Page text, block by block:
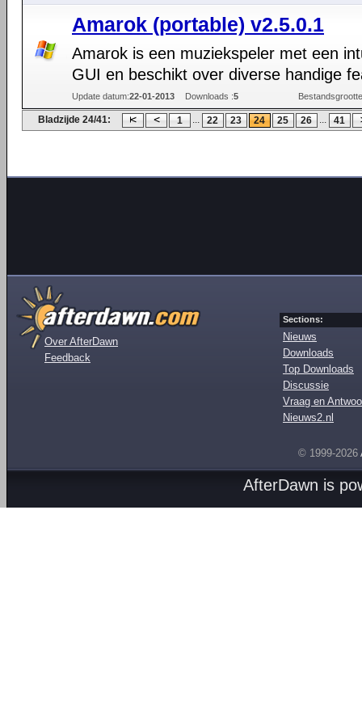
Amarok (portable) v2.5.0.1
Amarok is een muziekspeler met een
GUI en beschikt over diverse handige
Update datum:22-01-2013 Downloads :5
Bladzijde 24/41: 1 ... 22 23 24 25 26 ... 41
Over AfterDawn
Feedback
Sections:
Nieuws
Downloads
Top Downloads
Discussie
Vraag en
Nieuws2.nl
© 1999-2026
AfterDawn is